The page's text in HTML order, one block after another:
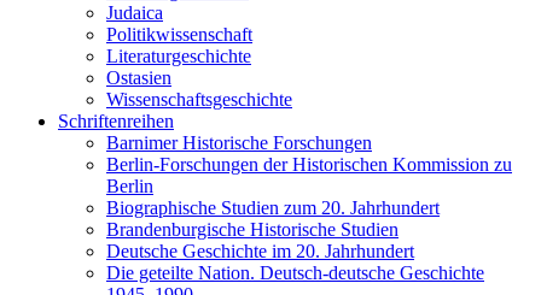
Judaica
Politikwissenschaft
Literaturgeschichte
Ostasien
Wissenschaftsgeschichte
Schriftenreihen
Barnimer Historische Forschungen
Berlin-Forschungen der Historischen Kommission zu
Berlin
Biographische Studien zum 20. Jahrhundert
Brandenburgische Historische Studien
Deutsche Geschichte im 20. Jahrhundert
Die geteilte Nation. Deutsch-deutsche Geschichte